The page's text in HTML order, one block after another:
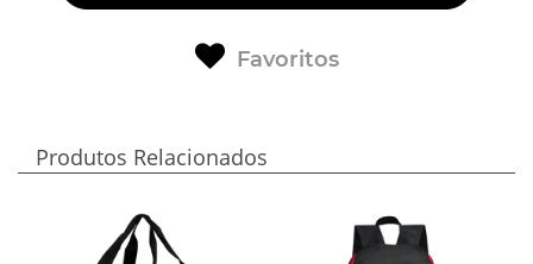
Favoritos
Produtos Relacionados